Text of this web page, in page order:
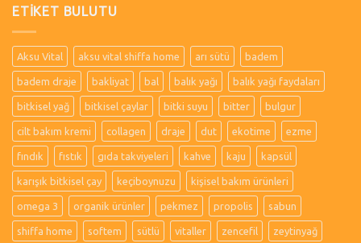
ETIKET BULUTU
Aksu Vital aksu vital shiffa home arı sütü badem
badem draje bakliyat bal balık yağı balık yağı faydaları
bitkisel yağ bitkisel çaylar bitki suyu bitter bulgur
cilt bakım kremi collagen draje dut ekotime ezme
fındık fıstık gıda takviyeleri kahve kaju kapsül
karışık bitkisel çay keçiboynuzu kişisel bakım ürünleri
omega 3 organik ürünler pekmez propolis sabun
shiffa home softem sütlü vitaller zencefil zeytinyağ